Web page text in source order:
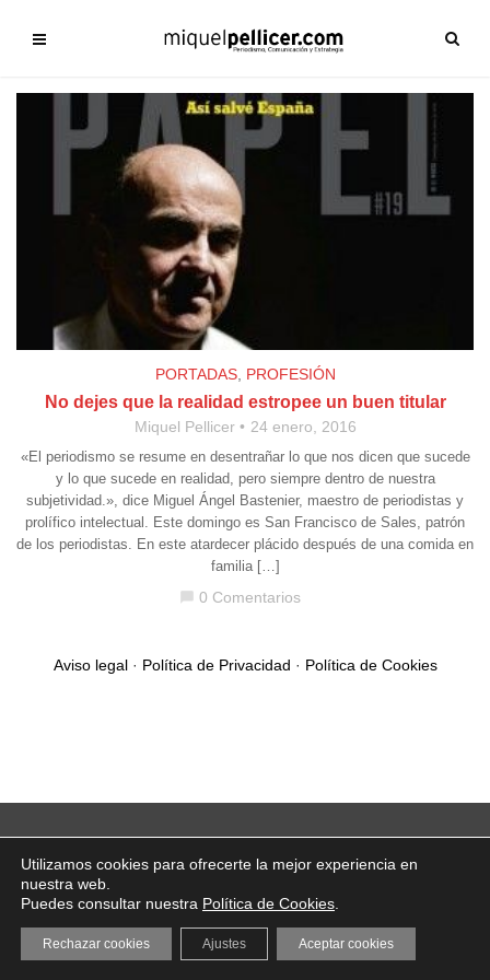
PORTADAS, PROFESIÓN
No dejes que la realidad estropee un buen titular
Miquel Pellicer 24 enero, 2016
«El periodismo se resume en desentrañar lo que nos dicen que sucede
y lo que sucede en realidad, pero siempre dentro de nuestra
subjetividad.», dice Miguel Ángel Bastenier, maestro de periodistas y
prolífico intelectual. Este domingo es San Francisco de Sales, patrón
de los periodistas. En este atardecer plácido después de una comida en
familia […]
chat_bubble 0 Comentarios
Aviso legal· Política de Privacidad · Política de Cookies
Utilizamos cookies para ofrecerte la mejor experiencia en
nuestra web.
Puedes consultar nuestra Política de Cookies
Aceptar cookies
Rechazar cookies Ajustes